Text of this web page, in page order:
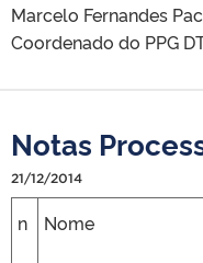
Marcelo Fernandes
Coordenado do PPG
Notas
21/12/2014
n Nome